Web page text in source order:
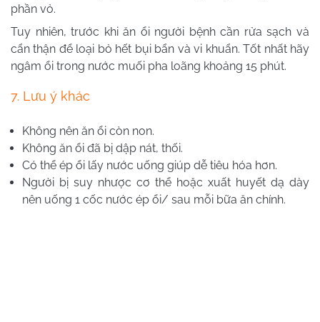
phần vỏ.
Tuy nhiên, trước khi ăn ổi người bệnh cần rửa sạch và
cẩn thận để loại bỏ hết bụi bẩn và vi khuẩn. Tốt nhất hãy
ngâm ổi trong nước muối pha loãng khoảng 15 phút.
7. Lưu ý khác
Không nên ăn ổi còn non.
Không ăn ổi đã bị dập nát, thối.
Có thể ép ổi lấy nước uống giúp dễ tiêu hóa hơn.
Người bị suy nhược cơ thể hoặc xuất huyết dạ dày
nên uống 1 cốc nước ép ổi/ sau mỗi bữa ăn chính.